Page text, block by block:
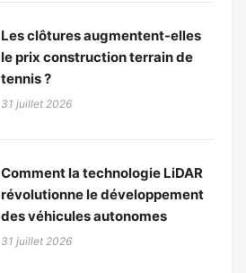
Les clôtures augmentent-elles
le prix construction terrain de
tennis ?
31 juillet 2026
Comment la technologie LiDAR
révolutionne le développement
des véhicules autonomes
31 juillet 2026